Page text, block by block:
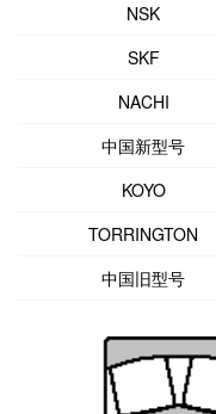
NSK
SKF
NACHI
中国新型号
KOYO
TORRINGTON
中国旧型号